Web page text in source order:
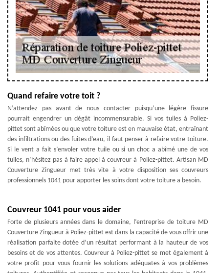
Quand refaire votre toit ?
N’attendez pas avant de nous contacter puisqu’une légère fissure
pourrait engendrer un dégât incommensurable. Si vos tuiles à Poliez-
pittet sont abîmées ou que votre toiture est en mauvaise état, entraînant
des infiltrations ou des fuites d’eau, il faut penser à refaire votre toiture.
Si le vent a fait s’envoler votre tuile ou si un choc a abîmé une de vos
tuiles, n’hésitez pas à faire appel à couvreur à Poliez-pittet. Artisan MD
Couverture Zingueur met très vite à votre disposition ses couvreurs
professionnels 1041 pour apporter les soins dont votre toiture a besoin.
Couvreur 1041 pour vous aider
Forte de plusieurs années dans le domaine, l’entreprise de toiture MD
Couverture Zingueur à Poliez-pittet est dans la capacité de vous offrir une
réalisation parfaite dotée d’un résultat performant à la hauteur de vos
besoins et de vos attentes. Couvreur à Poliez-pittet se met également à
votre profit pour vous fournir les solutions adéquates à vos problèmes